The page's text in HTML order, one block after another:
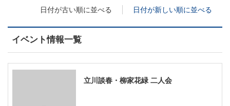
日付が古い順に並べる 日付が新しい順に並べる
イベント情報一覧
立川談春・柳家花緑 二人会